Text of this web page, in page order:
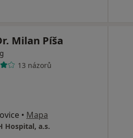
Milan Píša
13 názorů
• Mapa
Hospital, a.s.